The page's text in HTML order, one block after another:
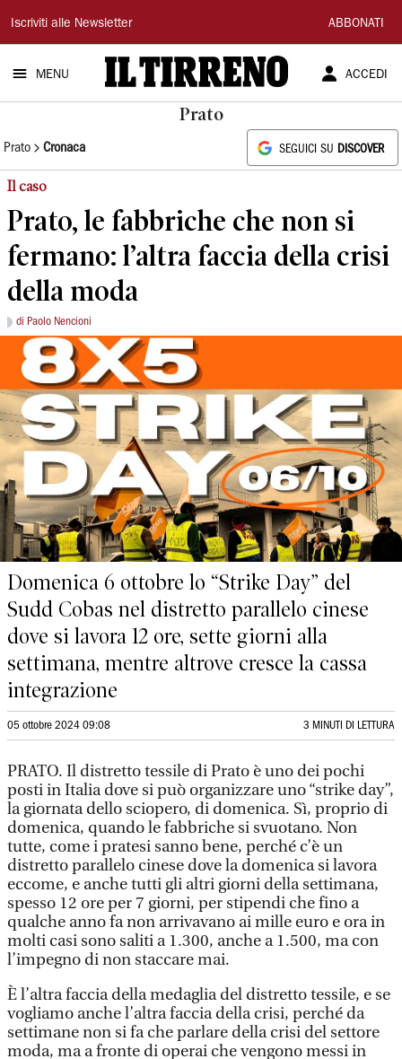
Il
Tirreno
Iscriviti alle Newsletter ABBONATI
MENU ACCEDI
Prato
Prato Cronaca SEGUICI SU DISCOVER
Il caso
Prato, le fabbriche che non si
fermano: l’altra faccia della crisi
della moda
di Paolo Nencioni
Domenica 6 ottobre lo “Strike Day” del
Sudd Cobas nel distretto parallelo cinese
dove si lavora 12 ore, sette giorni alla
settimana, mentre altrove cresce la cassa
integrazione
05 ottobre 2024 09:08 3 MINUTI DI LETTURA
PRATO. Il distretto tessile di Prato è uno dei pochi
posti in Italia dove si può organizzare uno “strike day”,
la giornata dello sciopero, di domenica. Sì, proprio di
domenica, quando le fabbriche si svuotano. Non
tutte, come i pratesi sanno bene, perché c’è un
distretto parallelo cinese dove la domenica si lavora
eccome, e anche tutti gli altri giorni della settimana,
spesso 12 ore per 7 giorni, per stipendi che fino a
qualche anno fa non arrivavano ai mille euro e ora in
molti casi sono saliti a 1.300, anche a 1.500, ma con
l’impegno di non staccare mai.
È l’altra faccia della medaglia del distretto tessile, e se
vogliamo anche l’altra faccia della crisi, perché da
settimane non si fa che parlare della crisi del settore
moda, ma a fronte di operai che vengono messi in